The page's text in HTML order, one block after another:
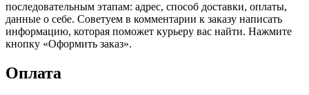
последовательным этапам: адрес, способ доставки, оплаты,
данные о себе. Советуем в комментарии к заказу написать
информацию, которая поможет курьеру вас найти. Нажмите
кнопку «Оформить заказ».
Оплата